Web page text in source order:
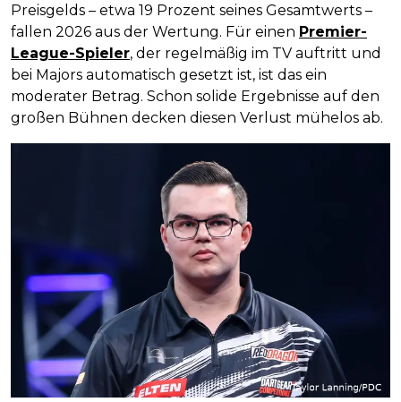
Preisgelds – etwa 19 Prozent seines Gesamtwerts –
fallen 2026 aus der Wertung. Für einen Premier-
League-Spieler, der regelmäßig im TV auftritt und
bei Majors automatisch gesetzt ist, ist das ein
moderater Betrag. Schon solide Ergebnisse auf den
großen Bühnen decken diesen Verlust mühelos ab.